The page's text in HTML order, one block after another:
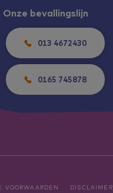
Onze bevallingslijn
013 4672430
0165 745878
VOORWAARDEN DISCLAIMER